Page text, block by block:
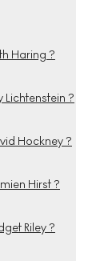
Haring ?
Lichtenstein ?
Hockney ?
Hirst ?
Riley ?